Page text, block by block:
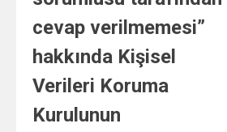
cevap verilmemesi”
hakkında Kişisel
Verileri Koruma
Kurulunun